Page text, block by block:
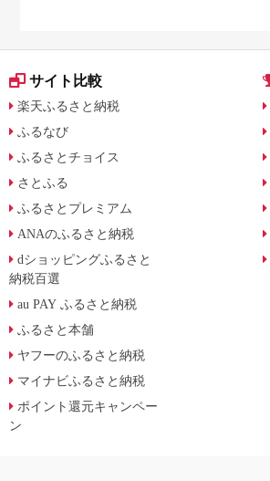
サイト比較
楽天ふるさと納税
ふるなび
ふるさとチョイス
さとふる
ふるさとプレミアム
ANAのふるさと納税
dショッピングふるさと
納税百選
au PAY ふるさと納税
ふるさと本舗
ヤフーのふるさと納税
マイナビふるさと納税
ポイント還元キャンペー
ン